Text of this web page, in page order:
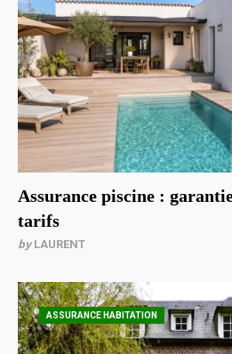
Assurance piscine :
tarifs
byLAURENT
ASSURANCE HABITATION